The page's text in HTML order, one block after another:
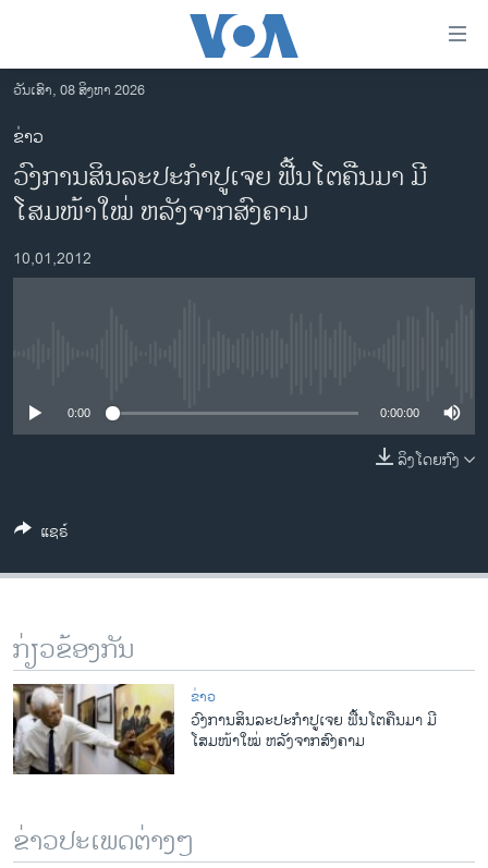
ເຂົ້າ
ຫາ
ຂ້າມ
ຂ້າມ
ຂ້າມ
ຫາ
ຊອກ
ອາເມຣິກາ
ການເລືອກຕັ້ງ ປະທານາທີບໍດີ ສະຫະລັດ 2024
ຂ່າວ​ຈີນ
ຊີວິດຊາວລາວ
ທຸລະກິດ
ພາສາອັງກິດ
ສຽງ
ລາຍການກະຈາຍສຽງ
ລາຍງານ
ຕິດຕາມພວກເຮົາ ທີ່
ພາສາຕ່າງໆ
ວັນເສົາ, 08 ສິງຫາ 2026
ຂ່າວ
ວົງການສິນລະປະກໍາປູເຈຍ ຟື້ນໂຕຄືນມາ ມີ
ໂສມໜ້າໃໝ່ ຫລັງຈາກສົງຄາມ
10,01,2012
0:00 0:00:00
ລິງໂດຍກົງ
ແຊຣ໌
ກ່ຽວຂ້ອງກັນ
ຂ່າວ
ວົງການສິນລະປະກໍາປູເຈຍ ຟື້ນໂຕຄືນມາ ມີ
ໂສມໜ້າໃໝ່ ຫລັງຈາກສົງຄາມ
ຂ່າວປະເພດຕ່າງໆ